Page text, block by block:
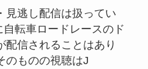
見逃し配信は扱ってい
自転車ロードレースのド
配信されることはあり
のものの視聴はJ